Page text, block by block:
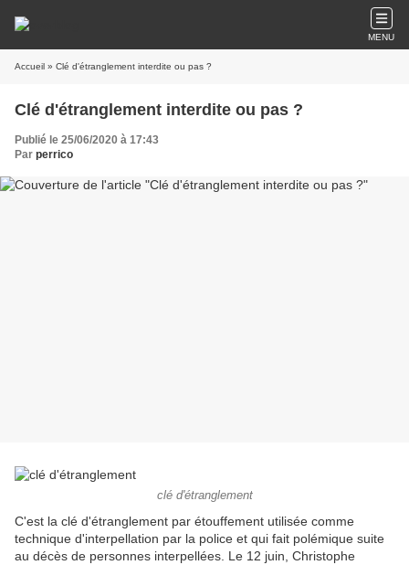
MENU
Accueil » Clé d'étranglement interdite ou pas ?
Clé d'étranglement interdite ou pas ?
Publié le 25/06/2020 à 17:43
Par perrico
clé d'étranglement
C'est la clé d'étranglement par étouffement utilisée comme
technique d'interpellation par la police et qui fait polémique suite
au décès de personnes interpellées. Le 12 juin, Christophe